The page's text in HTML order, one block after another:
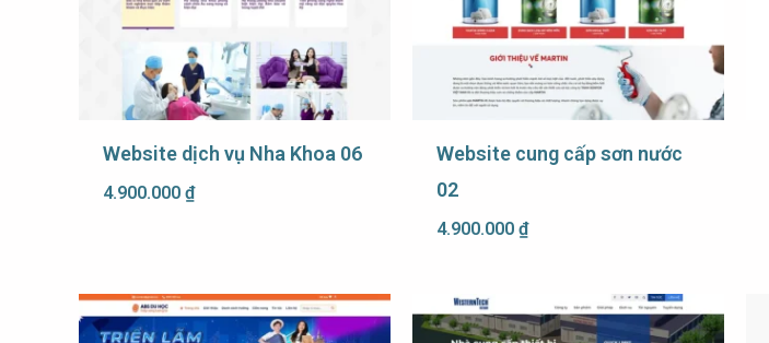
Website dịch vụ Nha Khoa 06
4.900.000 ₫
Website cung cấp sơn nước
02
4.900.000 ₫